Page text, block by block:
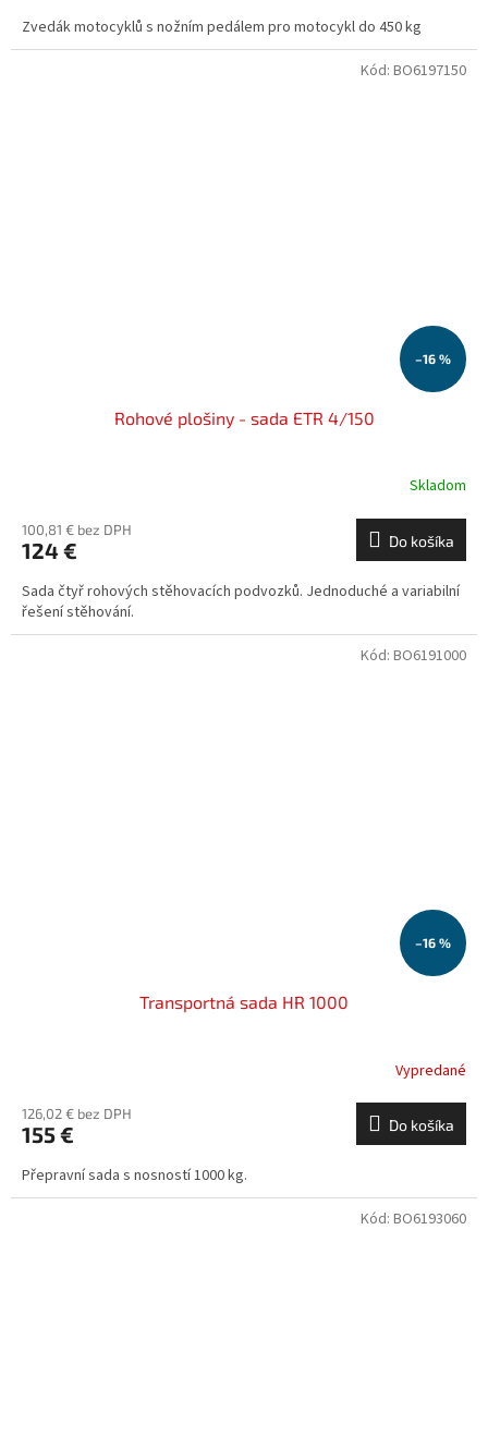
Zvedák motocyklů s nožním pedálem pro motocykl do 450 kg
–16 %
Rohové plošiny - sada ETR 4/150
Skladom
100,81 € bez DPH
124 € Do košíka
Sada čtyř rohových stěhovacích podvozků. Jednoduché a variabilní
řešení stěhování.
Kód: BO6197150
–16 %
Transportná sada HR 1000
Vypredané
126,02 € bez DPH
155 € Do košíka
Přepravní sada s nosností 1000 kg.
Kód: BO6191000
Kód: BO6193060